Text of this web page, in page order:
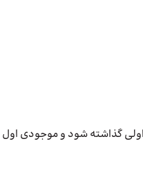
اولی گذاشته شود و موجودی اول